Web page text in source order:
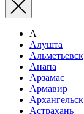
А
Алушта
Альметьевск
Анапа
Арзамас
Армавир
Архангельск
Астрахань